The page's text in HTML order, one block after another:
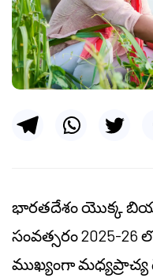
భారతదేశం యొక్క
సంవత్సరం 2025-26
ముఖ్యంగా